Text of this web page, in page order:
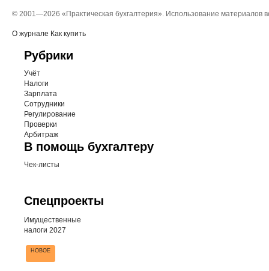
© 2001—2026 «Практическая бухгалтерия». Использование
О журнале Как купить
Рубрики
Учёт
Налоги
Зарплата
Сотрудники
Регулирование
Проверки
Арбитраж
В помощь бухгалтеру
Чек-листы
Спецпроекты
Имущественные
налоги 2027
НОВОЕ